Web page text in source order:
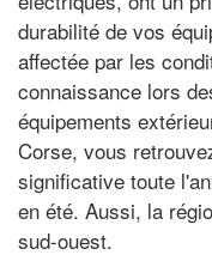
durabilité de vos
affectée par les
connaissance lors
équipements
Corse, vous
significative toute
en été. Aussi, la
sud-ouest.